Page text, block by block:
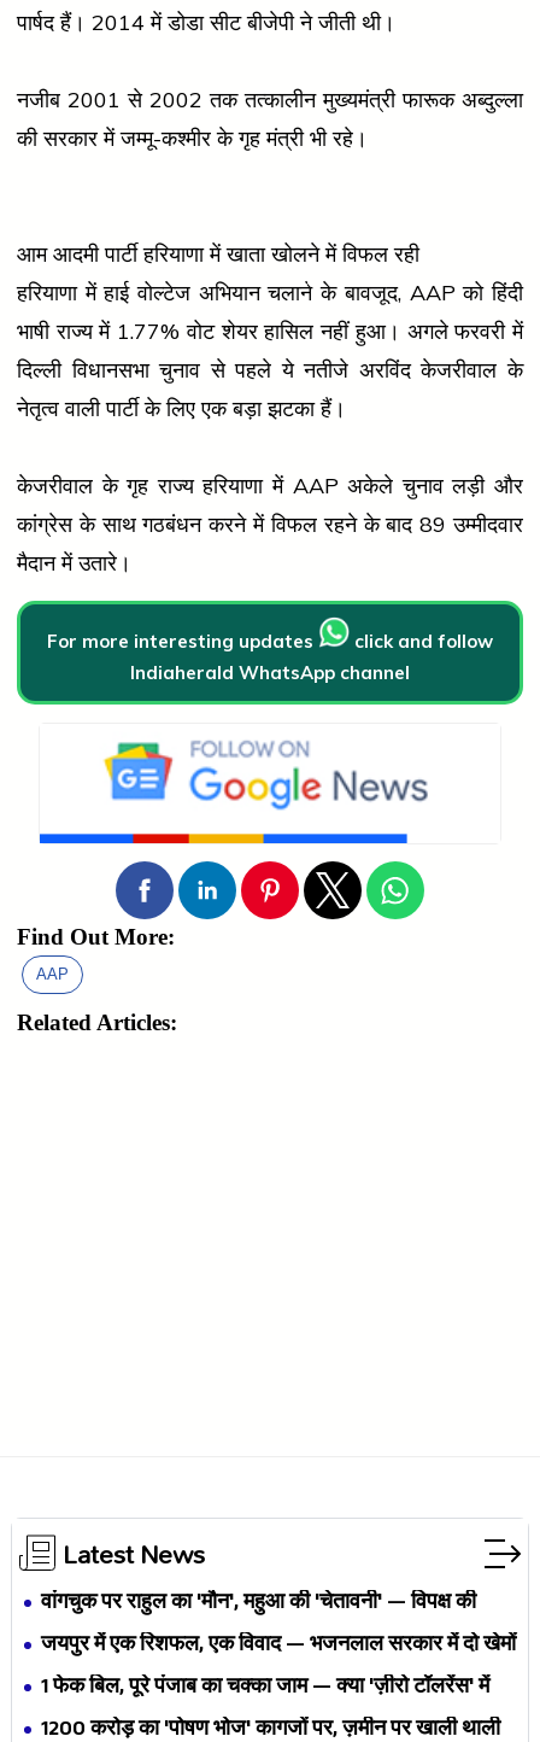
पार्षद हैं। 2014 में डोडा सीट बीजेपी ने जीती थी।
नजीब 2001 से 2002 तक तत्कालीन मुख्यमंत्री फारूक अब्दुल्ला
की सरकार में जम्मू-कश्मीर के गृह मंत्री भी रहे।
आम आदमी पार्टी हरियाणा में खाता खोलने में विफल रही
हरियाणा में हाई वोल्टेज अभियान चलाने के बावजूद, AAP को हिंदी
भाषी राज्य में 1.77% वोट शेयर हासिल नहीं हुआ। अगले फरवरी में
दिल्ली विधानसभा चुनाव से पहले ये नतीजे अरविंद केजरीवाल के
नेतृत्व वाली पार्टी के लिए एक बड़ा झटका हैं।
केजरीवाल के गृह राज्य हरियाणा में AAP अकेले चुनाव लड़ी और
कांग्रेस के साथ गठबंधन करने में विफल रहने के बाद 89 उम्मीदवार
मैदान में उतारे।
For more interesting updates
click and follow
Indiaherald WhatsApp channel
Find Out More:
AAP
Related Articles:
Latest News
वांगचुक पर राहुल का 'मौन', महुआ की 'चेतावनी' — विपक्ष की
एकता BJP का नैरेटिव बदलने से पहले बिखर रही है?
जयपुर में एक रिशफल, एक विवाद — भजनलाल सरकार में दो खेमों
की जंग अब छुपेगी कैसे?
1 फेक बिल, पूरे पंजाब का चक्का जाम — क्या 'ज़ीरो टॉलरेंस' में
अपनी ही यूनियनों से घिर गए भगवंत मान?
₹1200 करोड़ का 'पोषण भोज' कागजों पर, ज़मीन पर खाली थाली